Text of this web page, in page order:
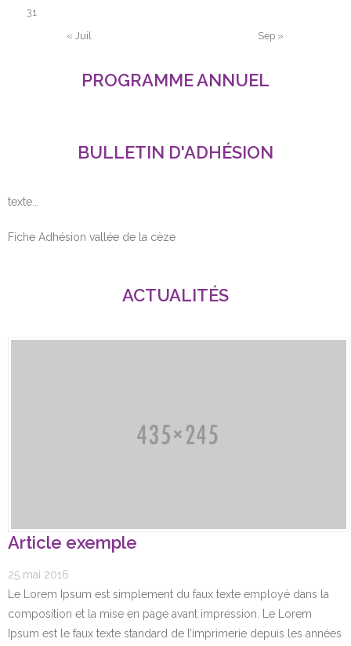
Partenaires
« Juil Sep »
31
PROGRAMME ANNUEL
BULLETIN D'ADHÉSION
texte...
Fiche Adhésion vallée de la cèze
ACTUALITÉS
Article exemple
25 mai 2016
Le Lorem Ipsum est simplement du faux texte employé dans la
composition et la mise en page avant impression. Le Lorem
Ipsum est le faux texte standard de l’imprimerie depuis les années